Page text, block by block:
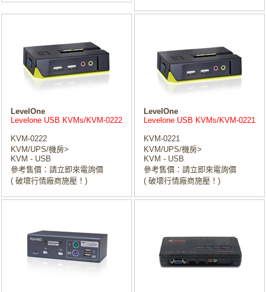
LevelOne
Levelone USB KVMs/KVM-0222
KVM-0222
KVM/UPS/機房>
KVM - USB
參考售價：請立即來電詢價
( 破壞行情廠商施壓！)
LevelOne
Levelone USB KVMs/KVM-0221
KVM-0221
KVM/UPS/機房>
KVM - USB
參考售價：請立即來電詢價
( 破壞行情廠商施壓！)